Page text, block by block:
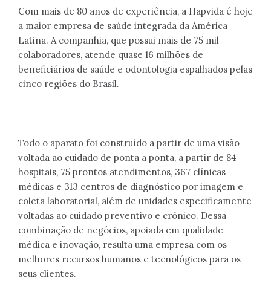
Com mais de 80 anos de experiência, a Hapvida é hoje
a maior empresa de saúde integrada da América
Latina. A companhia, que possui mais de 75 mil
colaboradores, atende quase 16 milhões de
beneficiários de saúde e odontologia espalhados pelas
cinco regiões do Brasil.
Todo o aparato foi construído a partir de uma visão
voltada ao cuidado de ponta a ponta, a partir de 84
hospitais, 75 prontos atendimentos, 367 clínicas
médicas e 313 centros de diagnóstico por imagem e
coleta laboratorial, além de unidades especificamente
voltadas ao cuidado preventivo e crônico. Dessa
combinação de negócios, apoiada em qualidade
médica e inovação, resulta uma empresa com os
melhores recursos humanos e tecnológicos para os
seus clientes.